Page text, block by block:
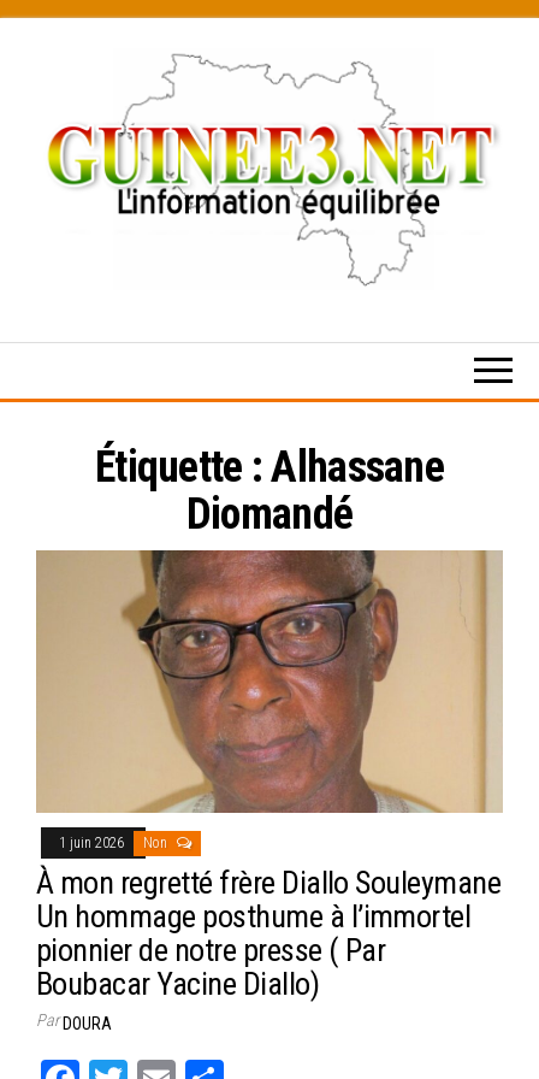
content
Étiquette :Alhassane
Diomandé
1 juin 2026 Non
À mon regretté frère Diallo Souleymane
Un hommage posthume à l’immortel
pionnier de notre presse ( Par
Boubacar Yacine Diallo)
ParDOURA